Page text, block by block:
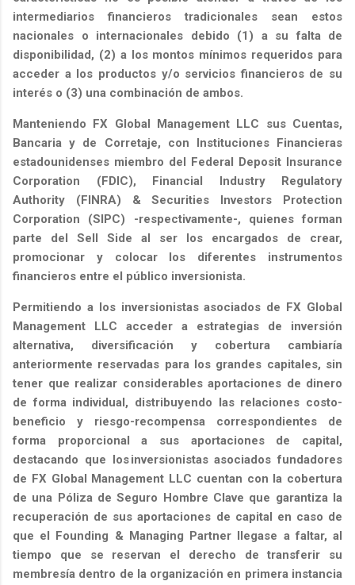
intermediarios financieros tradicionales sean estos
nacionales o internacionales debido (1) a su falta de
disponibilidad, (2) a los montos mínimos requeridos para
acceder a los productos y/o servicios financieros de su
interés o (3) una combinación de ambos.
Manteniendo FX Global Management LLC sus Cuentas,
Bancaria y de Corretaje, con Instituciones Financieras
estadounidenses miembro del Federal Deposit Insurance
Corporation (FDIC), Financial Industry Regulatory
Authority (FINRA) & Securities Investors Protection
Corporation (SIPC) -respectivamente-, quienes forman
parte del Sell Side al ser los encargados de crear,
promocionar y colocar los diferentes instrumentos
financieros entre el público inversionista.
Permitiendo a los inversionistas asociados de FX Global
Management LLC acceder a estrategias de inversión
alternativa, diversificación y cobertura cambiaría
anteriormente reservadas para los grandes capitales, sin
tener que realizar considerables aportaciones de dinero
de forma individual, distribuyendo las relaciones costo-
beneficio y riesgo-recompensa correspondientes de
forma proporcional a sus aportaciones de capital,
destacando que losinversionistas asociados fundadores
de FX Global Management LLC cuentan con la cobertura
de una Póliza de Seguro Hombre Clave que garantiza la
recuperación de sus aportaciones de capital en caso de
que el Founding & Managing Partner llegase a faltar, al
tiempo que se reservan el derecho de transferir su
membresía dentro de la organización en primera instancia